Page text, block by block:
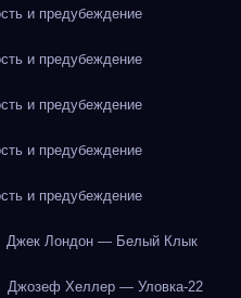
и предубеждение
и предубеждение
и предубеждение
и предубеждение
и предубеждение
Джек Лондон — Белый Клык
Джозеф Хеллер — Уловка-22